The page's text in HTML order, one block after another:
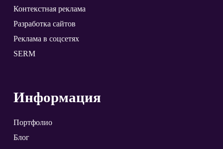
Контекстная реклама
Разработка сайтов
Реклама в соцсетях
SERM
Информация
Портфолио
Блог